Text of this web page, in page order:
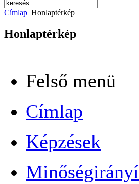
Címlap Honlaptérkép
Honlaptérkép
Felső menü
Címlap
Képzések